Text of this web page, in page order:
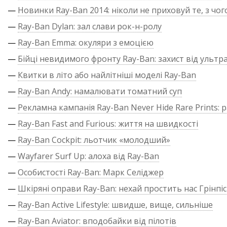
— Новинки Ray-Ban 2014: ніколи не приховуй те, з
— Ray-Ban Dylan: зал слави рок-н-ролу
— Ray-Ban Emma: окуляри з емоцією
— Бійці невидимого фронту Ray-Ban: захист від
— Квитки в літо або найлітніші моделі Ray-Ban
— Ray-Ban Andy: намалювати томатний суп
— Рекламна кампанія Ray-Ban Never Hide Rare Prints:
— Ray-Ban Fast and Furious: життя на швидкості
— Ray-Ban Cockpit: льотчик «молодший»
—Wayfarer Surf Up: алоха від Ray-Ban
—Особистості Ray-Ban: Марк Селіджер
— Шкіряні оправи Ray-Ban: нехай простить нас Грінпіс
— Ray-Ban Active Lifestyle: швидше, вище, сильніше
— Ray-Ban Aviator: вподобайки від пілотів